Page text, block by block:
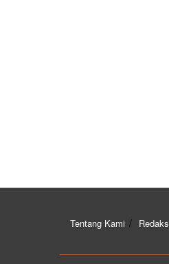
Tentang Kami